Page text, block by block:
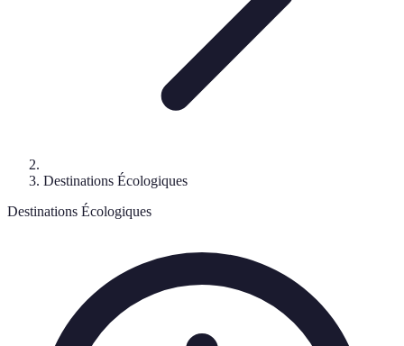
Destinations Écologiques
Destinations Écologiques